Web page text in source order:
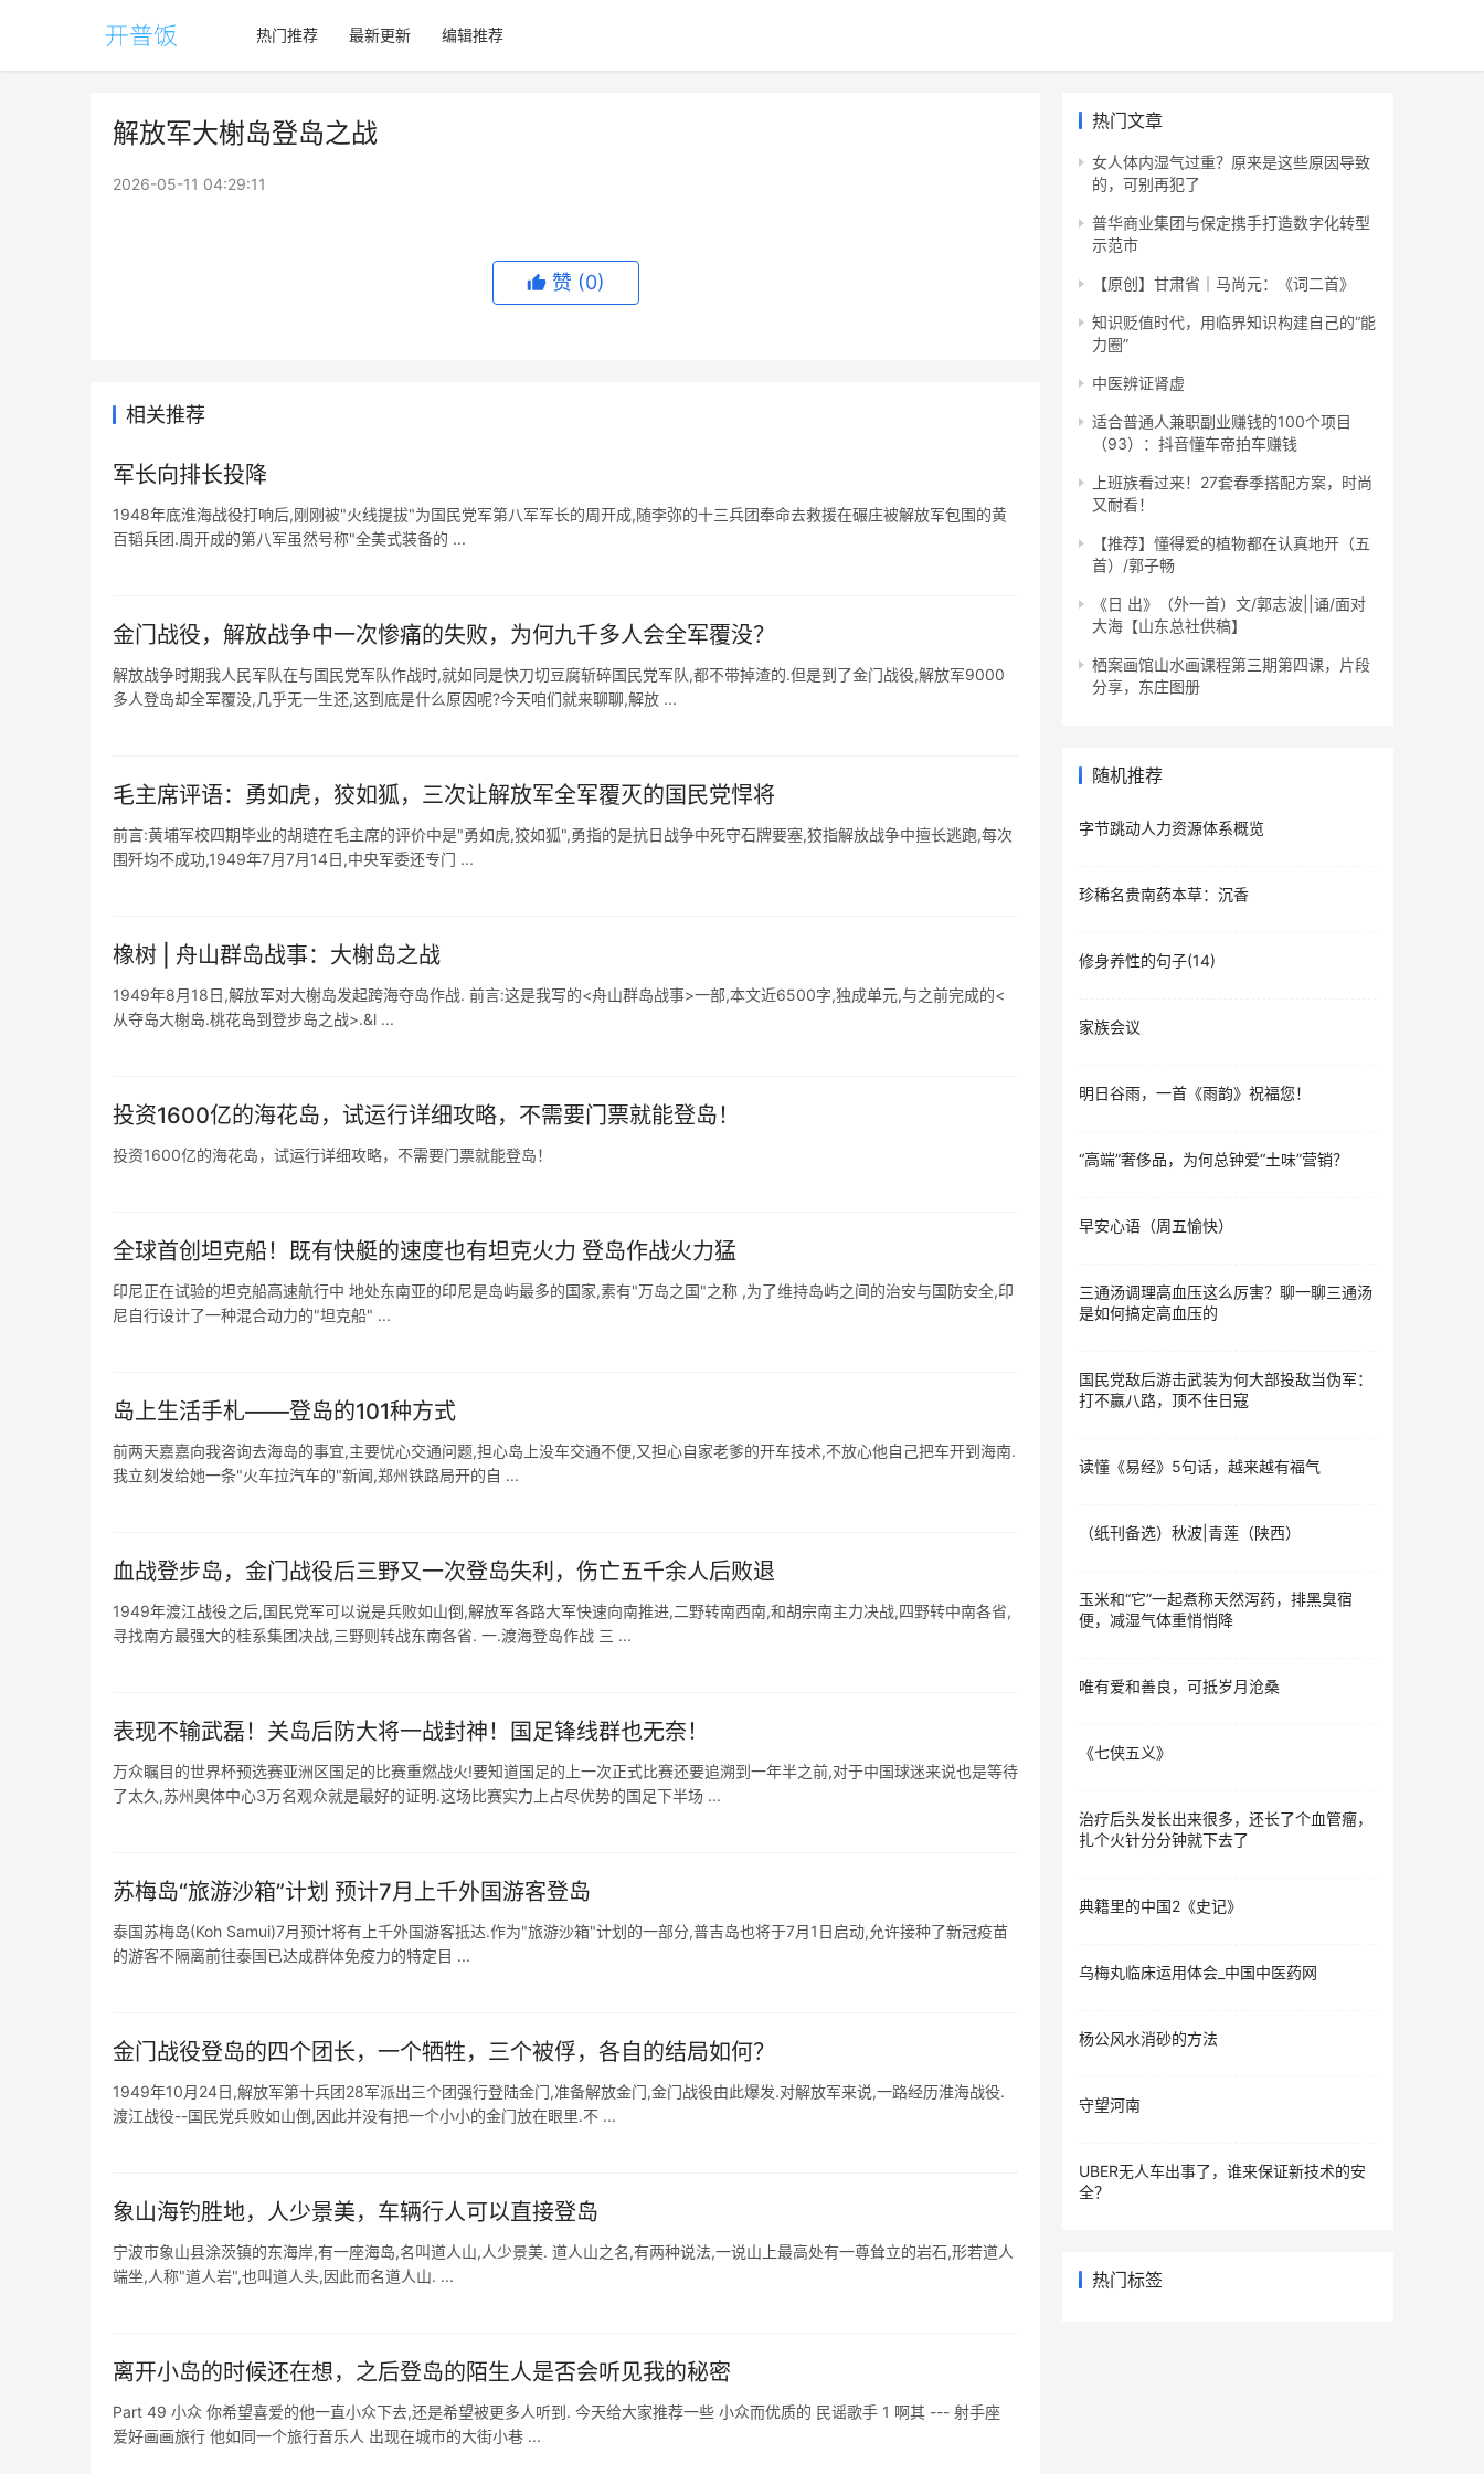
热门推荐 最新更新 编辑推荐
解放军大榭岛登岛之战
2026-05-11 04:29:11
赞 (0)
相关推荐
军长向排长投降
1948年底淮海战役打响后,刚刚被"火线提拔"为国民党军第八军军长的周开成,随李弥的十三兵团奉命去救援在碾庄被解放军包围的黄
百韬兵团.周开成的第八军虽然号称"全美式装备的 ...
金门战役，解放战争中一次惨痛的失败，为何九千多人会全军覆没？
解放战争时期我人民军队在与国民党军队作战时,就如同是快刀切豆腐斩碎国民党军队,都不带掉渣的.但是到了金门战役,解放军9000
多人登岛却全军覆没,几乎无一生还,这到底是什么原因呢?今天咱们就来聊聊,解放 ...
毛主席评语：勇如虎，狡如狐，三次让解放军全军覆灭的国民党悍将
前言:黄埔军校四期毕业的胡琏在毛主席的评价中是"勇如虎,狡如狐",勇指的是抗日战争中死守石牌要塞,狡指解放战争中擅长逃跑,每次
围歼均不成功,1949年7月7月14日,中央军委还专门 ...
橡树 | 舟山群岛战事：大榭岛之战
1949年8月18日,解放军对大榭岛发起跨海夺岛作战. 前言:这是我写的<舟山群岛战事>一部,本文近6500字,独成单元,与之前完成的<
从夺岛大榭岛.桃花岛到登步岛之战>.&l ...
投资1600亿的海花岛，试运行详细攻略，不需要门票就能登岛！
投资1600亿的海花岛，试运行详细攻略，不需要门票就能登岛！
全球首创坦克船！既有快艇的速度也有坦克火力 登岛作战火力猛
印尼正在试验的坦克船高速航行中 地处东南亚的印尼是岛屿最多的国家,素有"万岛之国"之称 ,为了维持岛屿之间的治安与国防安全,印
尼自行设计了一种混合动力的"坦克船" ...
岛上生活手札——登岛的101种方式
前两天嘉嘉向我咨询去海岛的事宜,主要忧心交通问题,担心岛上没车交通不便,又担心自家老爹的开车技术,不放心他自己把车开到海南.
我立刻发给她一条"火车拉汽车的"新闻,郑州铁路局开的自 ...
血战登步岛，金门战役后三野又一次登岛失利，伤亡五千余人后败退
1949年渡江战役之后,国民党军可以说是兵败如山倒,解放军各路大军快速向南推进,二野转南西南,和胡宗南主力决战,四野转中南各省,
寻找南方最强大的桂系集团决战,三野则转战东南各省. 一.渡海登岛作战 三 ...
表现不输武磊！关岛后防大将一战封神！国足锋线群也无奈！
万众瞩目的世界杯预选赛亚洲区国足的比赛重燃战火!要知道国足的上一次正式比赛还要追溯到一年半之前,对于中国球迷来说也是等待
了太久,苏州奥体中心3万名观众就是最好的证明.这场比赛实力上占尽优势的国足下半场 ...
苏梅岛“​旅游沙箱”计划 预计7月上千外国游客登岛
泰国苏梅岛(Koh Samui)7月预计将有上千外国游客抵达.作为"旅游沙箱"计划的一部分,普吉岛也将于7月1日启动,允许接种了新冠疫苗
的游客不隔离前往泰国已达成群体免疫力的特定目 ...
金门战役登岛的四个团长，一个牺牲，三个被俘，各自的结局如何？
1949年10月24日,解放军第十兵团28军派出三个团强行登陆金门,准备解放金门,金门战役由此爆发.对解放军来说,一路经历淮海战役.
渡江战役--国民党兵败如山倒,因此并没有把一个小小的金门放在眼里.不 ...
象山海钓胜地，人少景美，车辆行人可以直接登岛
宁波市象山县涂茨镇的东海岸,有一座海岛,名叫道人山,人少景美. 道人山之名,有两种说法,一说山上最高处有一尊耸立的岩石,形若道人
端坐,人称"道人岩",也叫道人头,因此而名道人山. ...
离开小岛的时候还在想，之后登岛的陌生人是否会听见我的秘密
Part 49 小众 你希望喜爱的他一直小众下去,还是希望被更多人听到. 今天给大家推荐一些 小众而优质的 民谣歌手 1 啊其 --- 射手座
爱好画画旅行 他如同一个旅行音乐人 出现在城市的大街小巷 ...
热门文章
女人体内湿气过重？原来是这些原因导致
的，可别再犯了
普华商业集团与保定携手打造数字化转型
示范市
【原创】甘肃省｜马尚元：《词二首》
知识贬值时代，用临界知识构建自己的“能
力圈”
中医辨证肾虚
适合普通人兼职副业赚钱的100个项目
（93）：抖音懂车帝拍车赚钱
上班族看过来！27套春季搭配方案，时尚
又耐看！
【推荐】懂得爱的植物都在认真地开（五
首）/郭子畅
《日 出》（外一首）文/郭志波||诵/面对
大海【山东总社供稿】
栖案画馆山水画课程第三期第四课，片段
分享，东庄图册
随机推荐
字节跳动人力资源体系概览
珍稀名贵南药本草：沉香
修身养性的句子(14)
家族会议
明日谷雨，一首《雨韵》祝福您！
“高端”奢侈品，为何总钟爱“土味”营销？
早安心语（周五愉快）
三通汤调理高血压这么厉害？聊一聊三通汤
是如何搞定高血压的
国民党敌后游击武装为何大部投敌当伪军：
打不赢八路，顶不住日寇
读懂《易经》5句话，越来越有福气
（纸刊备选）秋波|青莲（陕西）​
玉米和“它”一起煮称天然泻药，排黑臭宿
便，减湿气体重悄悄降
唯有爱和善良，可抵岁月沧桑
《七侠五义》
治疗后头发长出来很多，还长了个血管瘤，
扎个火针分分钟就下去了
典籍里的中国2《史记》
乌梅丸临床运用体会_中国中医药网
杨公风水消砂的方法
守望河南
UBER无人车出事了，谁来保证新技术的安
全？
热门标签